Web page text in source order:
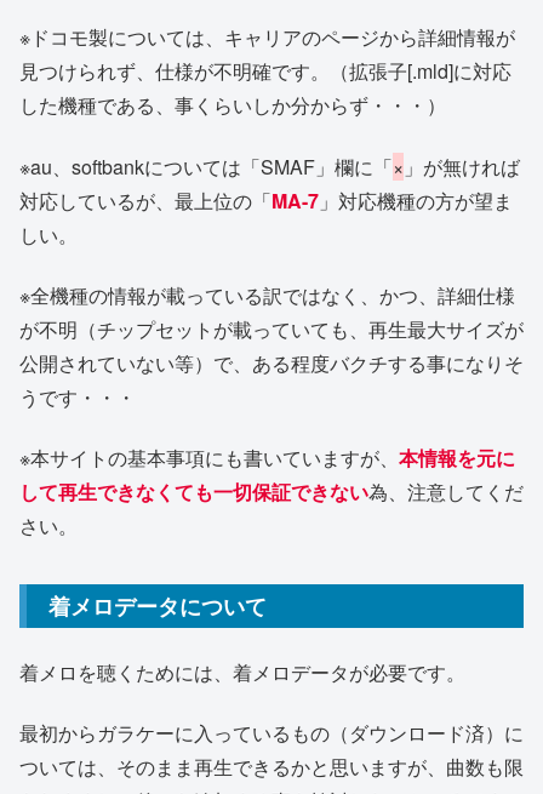
※ドコモ製については、キャリアのページから詳細情報が
見つけられず、仕様が不明確です。（拡張子[.mld]に対応
した機種である、事くらいしか分からず・・・）
※au、softbankについては「SMAF」欄に「× 」が無ければ
対応しているが、最上位の「MA-7 」対応機種の方が望ま
しい。
※全機種の情報が載っている訳ではなく、かつ、詳細仕様
が不明（チップセットが載っていても、再生最大サイズが
公開されていない等）で、ある程度バクチする事になりそ
うです・・・
※本サイトの基本事項にも書いていますが、 本情報を元に
して再生できなくても一切保証できない為、注意してくだ
さい。
着メロデータについて
着メロを聴くためには、着メロデータが必要です。
最初からガラケーに入っているもの（ダウンロード済）に
ついては、そのまま再生できるかと思いますが、曲数も限